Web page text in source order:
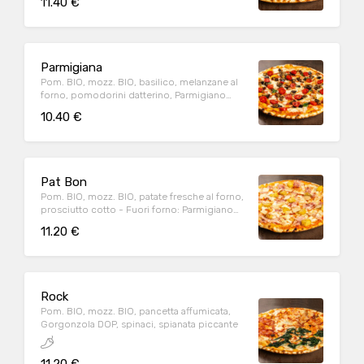
Parmigiana
Pom. BIO, mozz. BIO, basilico, melanzane al
forno, pomodorini datterino, Parmigiano
10.40 €
Pat Bon
Pom. BIO, mozz. BIO, patate fresche al forno,
prosciutto cotto - Fuori forno: Parmigiano
11.20 €
Rock
Pom. BIO, mozz. BIO, pancetta affumicata,
Gorgonzola DOP, spinaci, spianata piccante